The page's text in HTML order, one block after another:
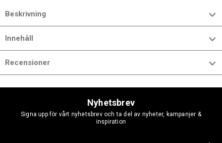
Beskrivning
Innehåll
Recensioner
Nyhetsbrev
Signa upp för vårt nyhetsbrev och ta del av nyheter, kampanjer &
inspiration